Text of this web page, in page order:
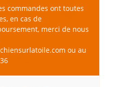
commandes ont toutes
en cas de
merci de nous
ou au